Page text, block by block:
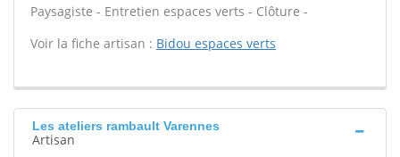
Paysagiste - Entretien espaces verts - Clôture -
Voir la fiche artisan : Bidou espaces verts
Les ateliers rambault Varennes
Artisan